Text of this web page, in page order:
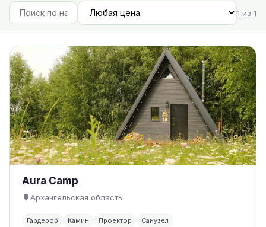
1 из 1
Aura Camp
Архангельская область
Гардероб Камин Проектор Санузел